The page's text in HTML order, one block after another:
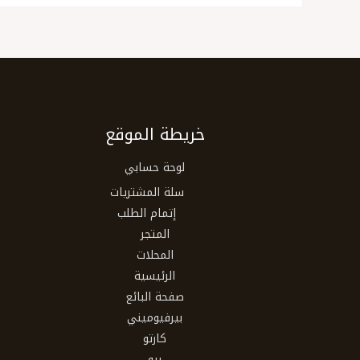
خريطة الموقع
لوحة حسابي
سلة المشتريات
إتمام الطلب
المتجر
المحلات
الرئيسية
صفحة البائع
بيرفيوميني
كارتو